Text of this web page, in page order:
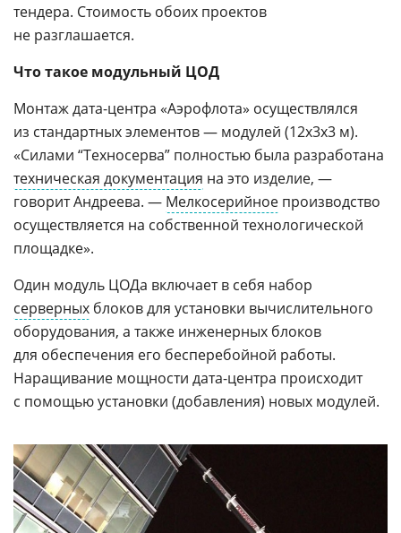
тендера. Стоимость обоих проектов
не разглашается.
Что такое модульный ЦОД
Монтаж дата-центра «Аэрофлота» осуществлялся
из стандартных элементов — модулей (12х3х3 м).
«Силами “Техносерва” полностью была разработана
техническая документация на это изделие, —
говорит Андреева. — Мелкосерийное производство
осуществляется на собственной технологической
площадке».
Один модуль ЦОДа включает в себя набор
серверных блоков для установки вычислительного
оборудования, а также инженерных блоков
для обеспечения его бесперебойной работы.
Наращивание мощности дата-центра происходит
с помощью установки (добавления) новых модулей.